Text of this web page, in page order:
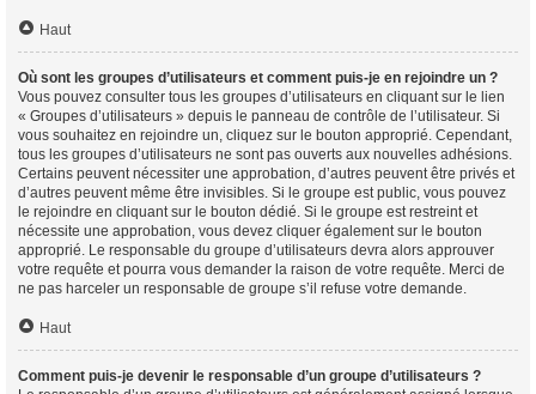
Haut
Où sont les groupes d’utilisateurs et comment puis-je en rejoindre un ?
Vous pouvez consulter tous les groupes d’utilisateurs en cliquant sur le lien
« Groupes d’utilisateurs » depuis le panneau de contrôle de l’utilisateur. Si
vous souhaitez en rejoindre un, cliquez sur le bouton approprié. Cependant,
tous les groupes d’utilisateurs ne sont pas ouverts aux nouvelles adhésions.
Certains peuvent nécessiter une approbation, d’autres peuvent être privés et
d’autres peuvent même être invisibles. Si le groupe est public, vous pouvez
le rejoindre en cliquant sur le bouton dédié. Si le groupe est restreint et
nécessite une approbation, vous devez cliquer également sur le bouton
approprié. Le responsable du groupe d’utilisateurs devra alors approuver
votre requête et pourra vous demander la raison de votre requête. Merci de
ne pas harceler un responsable de groupe s’il refuse votre demande.
Haut
Comment puis-je devenir le responsable d’un groupe d’utilisateurs ?